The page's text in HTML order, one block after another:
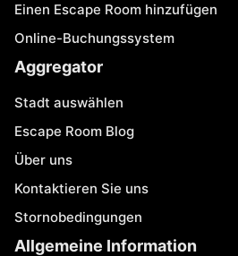
Einen Escape Room hinzufügen
Online-Buchungssystem
Aggregator
Stadt auswählen
Escape Room Blog
Über uns
Kontaktieren Sie uns
Stornobedingungen
Allgemeine Information